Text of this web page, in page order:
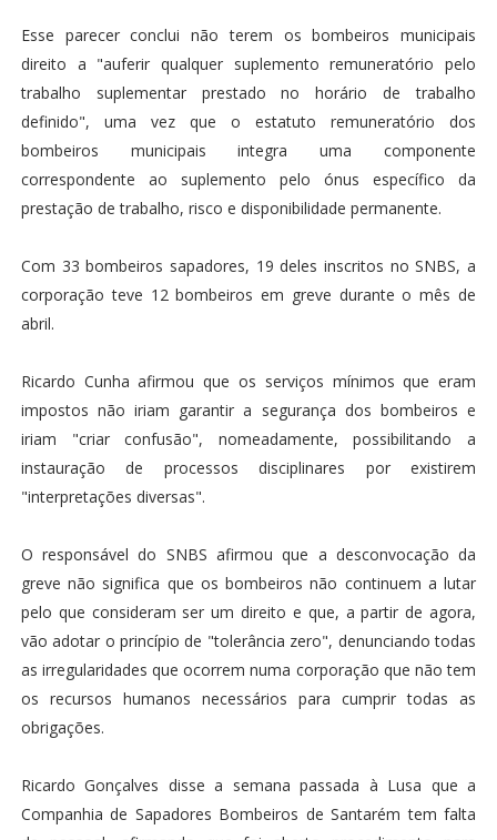
Esse parecer conclui não terem os bombeiros municipais
direito a "auferir qualquer suplemento remuneratório pelo
trabalho suplementar prestado no horário de trabalho
definido", uma vez que o estatuto remuneratório dos
bombeiros municipais integra uma componente
correspondente ao suplemento pelo ónus específico da
prestação de trabalho, risco e disponibilidade permanente.
Com 33 bombeiros sapadores, 19 deles inscritos no SNBS, a
corporação teve 12 bombeiros em greve durante o mês de
abril.
Ricardo Cunha afirmou que os serviços mínimos que eram
impostos não iriam garantir a segurança dos bombeiros e
iriam "criar confusão", nomeadamente, possibilitando a
instauração de processos disciplinares por existirem
"interpretações diversas".
O responsável do SNBS afirmou que a desconvocação da
greve não significa que os bombeiros não continuem a lutar
pelo que consideram ser um direito e que, a partir de agora,
vão adotar o princípio de "tolerância zero", denunciando todas
as irregularidades que ocorrem numa corporação que não tem
os recursos humanos necessários para cumprir todas as
obrigações.
Ricardo Gonçalves disse a semana passada à Lusa que a
Companhia de Sapadores Bombeiros de Santarém tem falta